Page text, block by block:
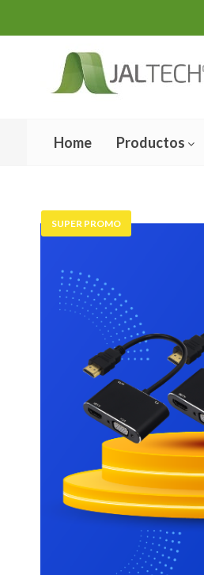
Home Productos
SUPER PROMO